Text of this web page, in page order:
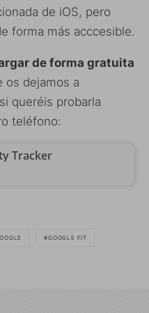
de iOS, pero
forma más acccesible.
de forma gratuita
os dejamos a
queréis probarla
teléfono:
Tracker
GOOGLE FIT